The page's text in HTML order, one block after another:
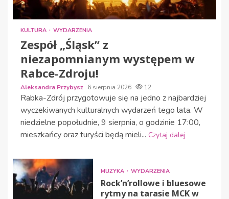
KULTURA WYDARZENIA
Zespół „Śląsk” z
niezapomnianym występem w
Rabce-Zdroju!
Aleksandra Przybysz 6 sierpnia 2026 12
Rabka-Zdrój przygotowuje się na jedno z najbardziej
wyczekiwanych kulturalnych wydarzeń tego lata. W
niedzielne popołudnie, 9 sierpnia, o godzinie 17:00,
mieszkańcy oraz turyści będą mieli... Czytaj dalej
MUZYKA WYDARZENIA
Rock’n’rollowe i bluesowe
rytmy na tarasie MCK w